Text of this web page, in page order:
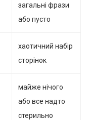
загальні фрази
або пусто
хаотичний набір
сторінок
майже нічого
або все надто
стерильно